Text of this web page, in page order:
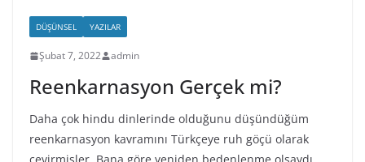
DÜŞÜNSEL YAZILAR
Şubat 7, 2022 admin
Reenkarnasyon Gerçek mi?
Daha çok hindu dinlerinde olduğunu düşündüğüm
reenkarnasyon kavramını Türkçeye ruh göçü olarak